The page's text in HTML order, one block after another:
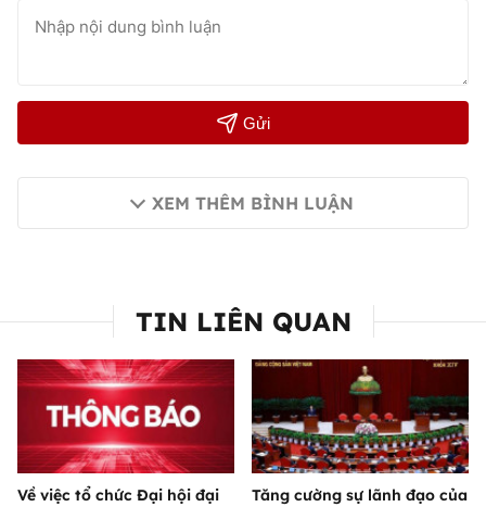
Gửi
XEM THÊM BÌNH LUẬN
TIN LIÊN QUAN
Về việc tổ chức Đại hội đại Tăng cường sự lãnh đạo của